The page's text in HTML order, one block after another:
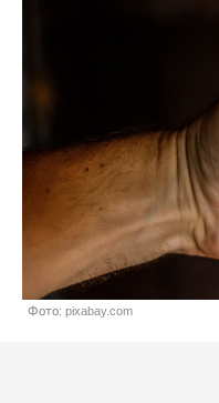
Фото: pixabay.com